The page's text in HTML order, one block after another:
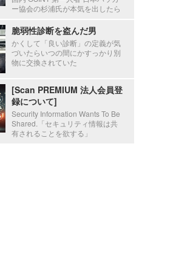
ー協会の杉浦氏が本気を出したら
脆弱性診断を盗んだ男
かくして「良い診断」の定義が気
づいたらいつの間にかすっかり別
物に交換されていた
[Scan PREMIUM 法人会員登
録について]
Security Information Wants To Be
Shared.「セキュリティ情報は共
有されることを欲する」